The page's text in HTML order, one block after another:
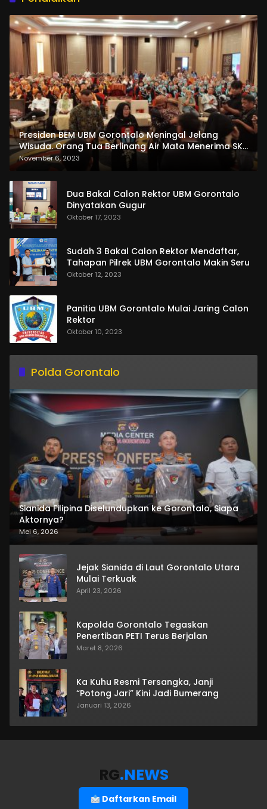
Presiden BEM UBM Gorontalo Meningal Jelang
Wisuda. Orang Tua Berlinang Air Mata Menerima SKL
dan Pemasangan Salempang
November 6, 2023
Dua Bakal Calon Rektor UBM Gorontalo
Dinyatakan Gugur
Oktober 17, 2023
Sudah 3 Bakal Calon Rektor Mendaftar,
Tahapan Pilrek UBM Gorontalo Makin Seru
Oktober 12, 2023
Panitia UBM Gorontalo Mulai Jaring Calon
Rektor
Oktober 10, 2023
Polda Gorontalo
Sianida Filipina Diselundupkan ke Gorontalo, Siapa
Aktornya?
Mei 6, 2026
Jejak Sianida di Laut Gorontalo Utara
Mulai Terkuak
April 23, 2026
Kapolda Gorontalo Tegaskan
Penertiban PETI Terus Berjalan
Maret 8, 2026
Ka Kuhu Resmi Tersangka, Janji
“Potong Jari” Kini Jadi Bumerang
Januari 13, 2026
RG.NEWS
Daftarkan Email